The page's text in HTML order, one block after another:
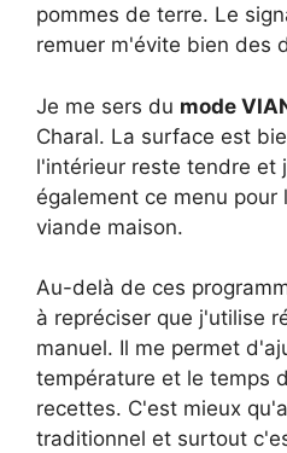
pommes de terre. Le
remuer m'évite bien des
Je me sers du mode
Charal. La surface est
l'intérieur reste tendre et
également ce menu
viande maison.
Au-delà de ces
à repréciser que j'utilise
manuel. Il me permet
température et le temps
recettes. C'est mieux
traditionnel et surtout